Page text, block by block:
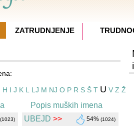
H I J K L LJ M NJ O P R S Š T U V Z Ž
Popis muških imena
(1023) UBEJD >> 54% (1024)
ZATRUDNJENJE